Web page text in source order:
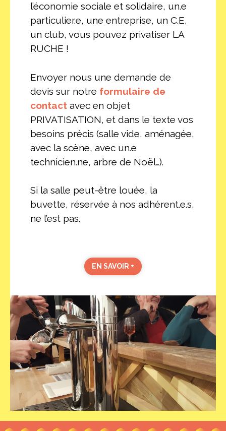
l’économie sociale et solidaire, un.e
particulier.e, une entreprise, un C.E,
un club, vous pouvez privatiser LA
RUCHE !
Envoyer nous une demande de
devis sur notre formulaire de
contact avec en objet
PRIVATISATION, et dans le texte vos
besoins précis (salle vide, aménagée,
avec la scène, avec un.e
technicien.ne, arbre de Noël…).
Si la salle peut-être louée, la
buvette, réservée à nos adhérent.e.s,
ne l’est pas.
EN SAVOIR +